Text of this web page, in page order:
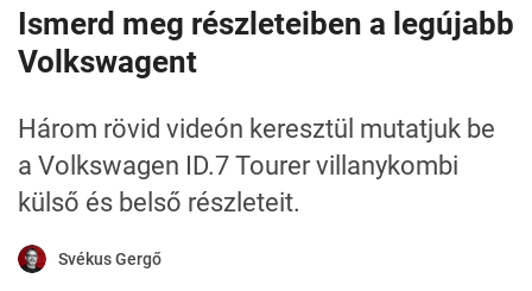
Ismerd meg részleteiben a legújabb
Volkswagent
Három rövid videón keresztül mutatjuk be
a Volkswagen ID.7 Tourer villanykombi
külső és belső részleteit.
Svékus Gergő